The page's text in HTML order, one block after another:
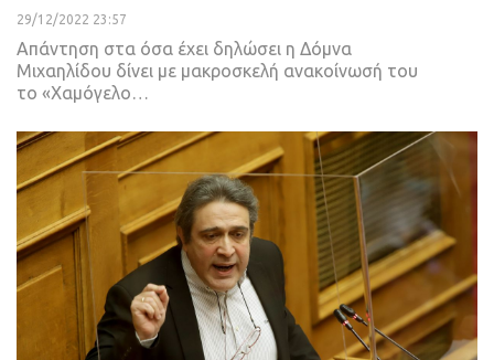
29/12/2022 23:57
Απάντηση στα όσα έχει δηλώσει η Δόμνα
Μιχαηλίδου δίνει με μακροσκελή ανακοίνωσή του
το «Χαμόγελο